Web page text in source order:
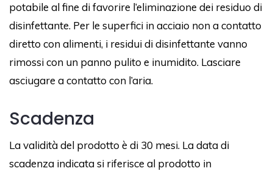
potabile al fine di favorire l’eliminazione dei residuo di
disinfettante. Per le superfici in acciaio non a contatto
diretto con alimenti, i residui di disinfettante vanno
rimossi con un panno pulito e inumidito. Lasciare
asciugare a contatto con l’aria.
Scadenza
La validità del prodotto è di 30 mesi. La data di
scadenza indicata si riferisce al prodotto in